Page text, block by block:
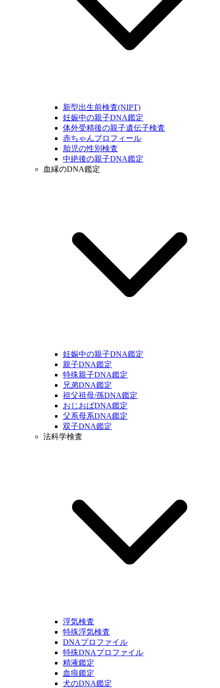
新型出生前検査(NIPT)
妊娠中の親子DNA鑑定
体外受精後の親子遺伝子検査
赤ちゃんプロフィール
胎児の性別検査
中絶後の親子DNA鑑定
血縁のDNA鑑定
妊娠中の親子DNA鑑定
親子DNA鑑定
特殊親子DNA鑑定
兄弟DNA鑑定
祖父祖母/孫DNA鑑定
おじおばDNA鑑定
父系母系DNA鑑定
双子DNA鑑定
法科学検査
浮気検査
特殊浮気検査
DNAプロファイル
特殊DNAプロファイル
精液鑑定
血痕鑑定
犬のDNA鑑定